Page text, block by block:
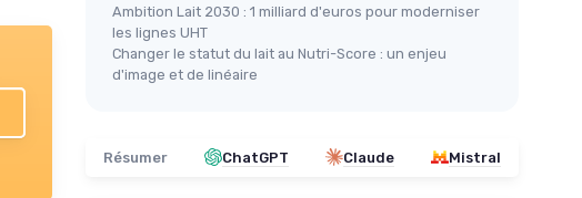
Ambition Lait 2030 : 1 milliard d'euros pour moderniser
les lignes UHT
Changer le statut du lait au Nutri-Score : un enjeu
d'image et de linéaire
Résumer ChatGPT Claude Mistral